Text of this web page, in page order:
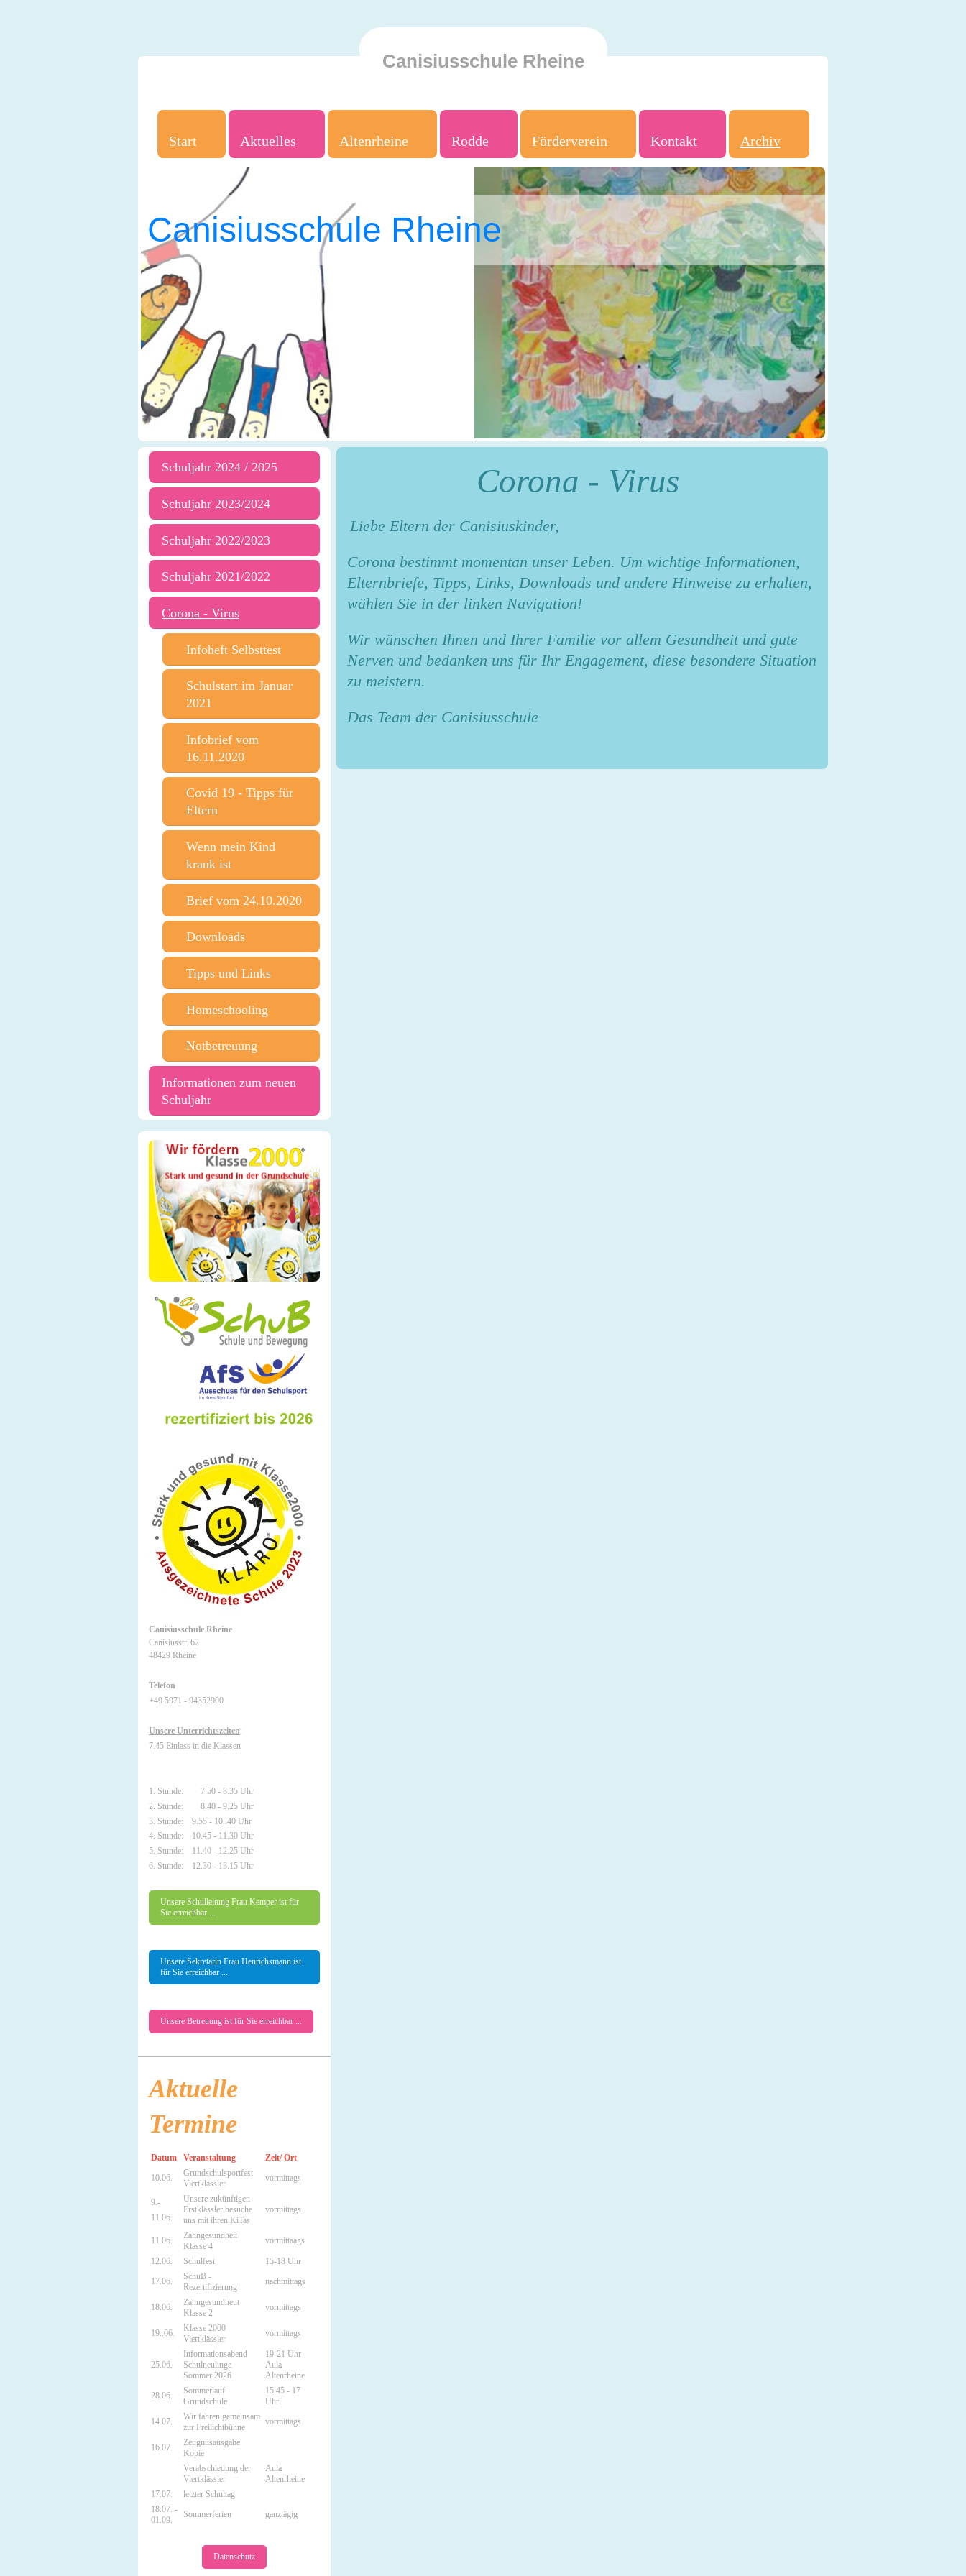
Canisiusschule Rheine
Start Aktuelles Altenrheine Rodde Förderverein Kontakt Archiv
Canisiusschule Rheine
Corona - Virus
Liebe Eltern der Canisiuskinder,
Corona bestimmt momentan unser Leben. Um wichtige Informationen,
Elternbriefe, Tipps, Links, Downloads und andere Hinweise zu erhalten,
wählen Sie in der linken Navigation!
Wir wünschen Ihnen und Ihrer Familie vor allem Gesundheit und gute
Nerven und bedanken uns für Ihr Engagement, diese besondere Situation
zu meistern.
Das Team der Canisiusschule
Schuljahr 2024 / 2025
Schuljahr 2023/2024
Schuljahr 2022/2023
Schuljahr 2021/2022
Corona - Virus
Infoheft Selbsttest
Schulstart im Januar
2021
Infobrief vom
16.11.2020
Covid 19 - Tipps für
Eltern
Wenn mein Kind
krank ist
Brief vom 24.10.2020
Downloads
Tipps und Links
Homeschooling
Notbetreuung
Informationen zum neuen
Schuljahr
Canisiusschule Rheine
Canisiusstr. 62
48429 Rheine
Telefon
+49 5971 - 94352900
Unsere Unterrichtszeiten:
7.45 Einlass in die Klassen
1. Stunde: 7.50 - 8.35 Uhr
2. Stunde: 8.40 - 9.25 Uhr
3. Stunde: 9.55 - 10..40 Uhr
4. Stunde: 10.45 - 11.30 Uhr
5. Stunde: 11.40 - 12.25 Uhr
6. Stunde: 12.30 - 13.15 Uhr
Unsere Schulleitung Frau Kemper ist für
Sie erreichbar ...
Unsere Sekretärin Frau Henrichsmann ist
für Sie erreichbar ...
Unsere Betreuung ist für Sie erreichbar ...
Aktuelle
Termine
Datum Veranstaltung Zeit/ Ort
10.06.
Grundschulsportfest
Viertklässler
vormittags
9.-
11.06.
Unsere zukünftigen
Erstklässler besuche
uns mit ihren KiTas
vormittags
11.06.
Zahngesundheit
Klasse 4
vormittaags
12.06. Schulfest 15-18 Uhr
17.06.
SchuB -
Rezertifizierung
nachmittags
18.06.
Zahngesundheut
Klasse 2
vormittags
19..06.
Klasse 2000
Viertklässler
vormittags
25.06.
Informationsabend
Schulneulinge
Sommer 2026
19-21 Uhr
Aula
Altenrheine
28.06.
Sommerlauf
Grundschule
15.45 - 17
Uhr
14.07.
Wir fahren gemeinsam
zur Freilichtbühne
vormittags
16.07.
Zeugnusausgabe
Kopie
Verabschiedung der
Viertklässler
Aula
Altenrheine
17.07.
letzter Schultag
18.07. -
01.09.
Sommerferien ganztägig
Datenschutz